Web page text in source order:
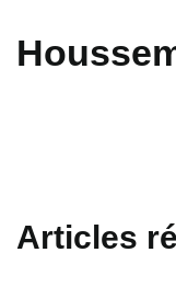
Articles